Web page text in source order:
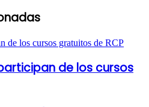
de los cursos